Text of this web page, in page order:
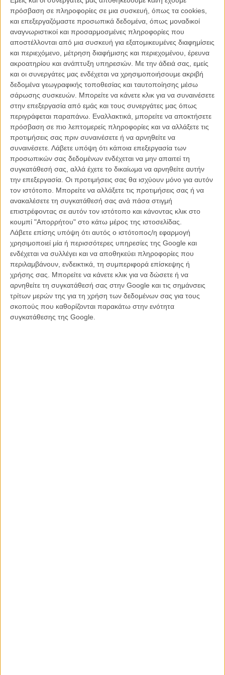
πρόσβαση σε πληροφορίες σε μια συσκευή, όπως τα cookies,
και επεξεργαζόμαστε προσωπικά δεδομένα, όπως μοναδικοί
αναγνωριστικοί και προσαρμοσμένες πληροφορίες που
αποστέλλονται από μια συσκευή για εξατομικευμένες διαφημίσεις
και περιεχόμενο, μέτρηση διαφήμισης και περιεχομένου, έρευνα
ακροατηρίου και ανάπτυξη υπηρεσιών. Με την άδειά σας, εμείς
και οι συνεργάτες μας ενδέχεται να χρησιμοποιήσουμε ακριβή
δεδομένα γεωγραφικής τοποθεσίας και ταυτοποίησης μέσω
σάρωσης συσκευών. Μπορείτε να κάνετε κλικ για να συναινέσετε
στην επεξεργασία από εμάς και τους συνεργάτες μας όπως
περιγράφεται παραπάνω. Εναλλακτικά, μπορείτε να αποκτήσετε
πρόσβαση σε πιο λεπτομερείς πληροφορίες και να αλλάξετε τις
προτιμήσεις σας πριν συναινέσετε ή να αρνηθείτε να
συναινέσετε. Λάβετε υπόψη ότι κάποια επεξεργασία των
προσωπικών σας δεδομένων ενδέχεται να μην απαιτεί τη
συγκατάθεσή σας, αλλά έχετε το δικαίωμα να αρνηθείτε αυτήν
την επεξεργασία. Οι προτιμήσεις σας θα ισχύουν μόνο για αυτόν
τον ιστότοπο. Μπορείτε να αλλάξετε τις προτιμήσεις σας ή να
ανακαλέσετε τη συγκατάθεσή σας ανά πάσα στιγμή
επιστρέφοντας σε αυτόν τον ιστότοπο και κάνοντας κλικ στο
κουμπί "Απορρήτου" στο κάτω μέρος της ιστοσελίδας.
Λάβετε επίσης υπόψη ότι αυτός ο ιστότοπος/η εφαρμογή
χρησιμοποιεί μία ή περισσότερες υπηρεσίες της Google και
ενδέχεται να συλλέγει και να αποθηκεύει πληροφορίες που
περιλαμβάνουν, ενδεικτικά, τη συμπεριφορά επίσκεψης ή
χρήσης σας. Μπορείτε να κάνετε κλικ για να δώσετε ή να
αρνηθείτε τη συγκατάθεσή σας στην Google και τις σημάνσεις
τρίτων μερών της για τη χρήση των δεδομένων σας για τους
σκοπούς που καθορίζονται παρακάτω στην ενότητα
συγκατάθεσης της Google.
Δείτε το βίντεο εδώ:
O Τζος Γουίντον, οι Avengers και ένας
στρατός από διάσημους σταρ στο πλευρό της Χίλαρι Κλίντον!
Χθες, το καστ του αγαπημένου 90ς sitcom
«Will & Grace» έκανε
reunion με ένα σπέσιαλ, ξεκαρδιστικό 10λεπτο επεισόδιο που στόχο
είχε πάλι την στήριξη της Κλίντον σε αυτές τις εκλογές, την ίδια ώρα
το πρώτο τηλεοπτικό debate μεταξύ Κλίντον και Τραμπ έγερνε
προς το μέρος της κυρίας.
Σήμερα, ο αθεόφοβος Στίβεν Κολμπέρ καλεί τους δικούς του
διάσημους φίλους για ένα παρόμοιο βίντεο που ακροβατεί στα όρια
του... τρολαρίσματος.
Κοροϊδεύοντας τους ακόμα αναποφάσιστους ψηφοφόρους, ή
αυτούς που έχουν προβάλει δικαιολογίες για το γιατί δεν ψηφίζουν,
οι συμμετέχοντες (από τον Τζόζεφ Γκόρντον Λέβιτ μέχρι τον Τζορτζ
Τακέι και τον Αλαν Κάμινγκ) επικαλούνται επιχειρήματα που... ω,
δείτε το βίντεο!